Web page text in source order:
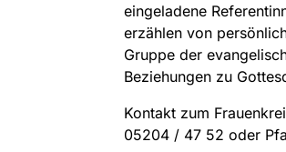
eingeladene
erzählen von
Gruppe der
Beziehungen zu
Kontakt zum
05204 / 47 52 oder